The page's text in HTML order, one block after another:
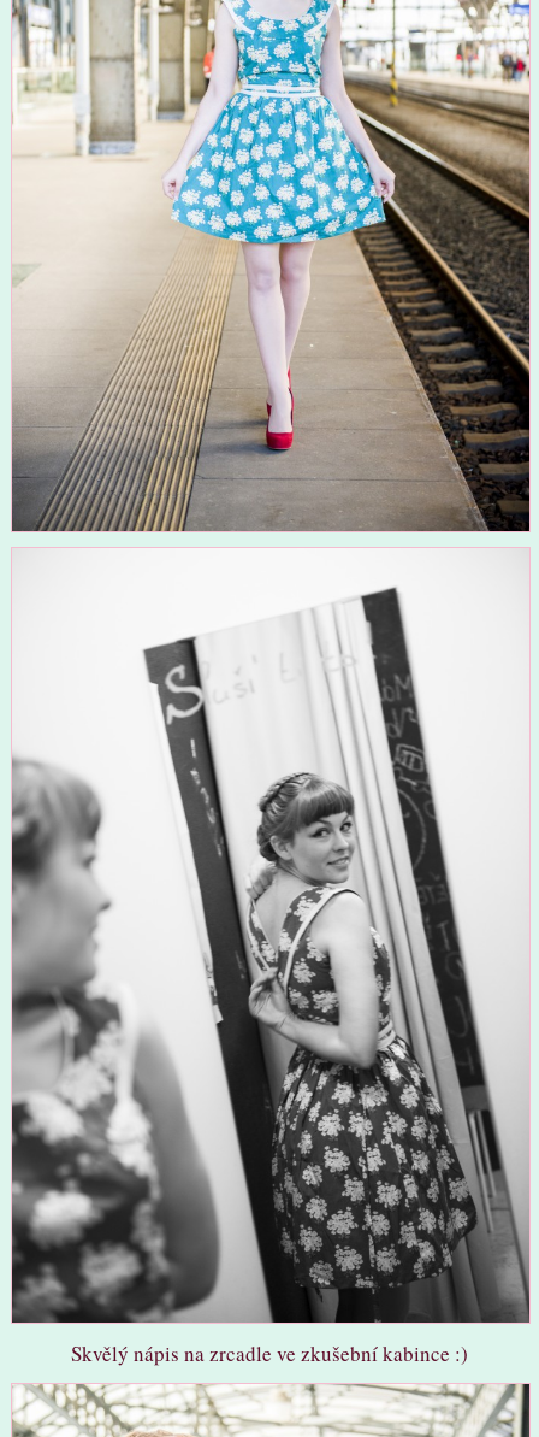
Skvělý nápis na zrcadle ve zkušební kabince :)